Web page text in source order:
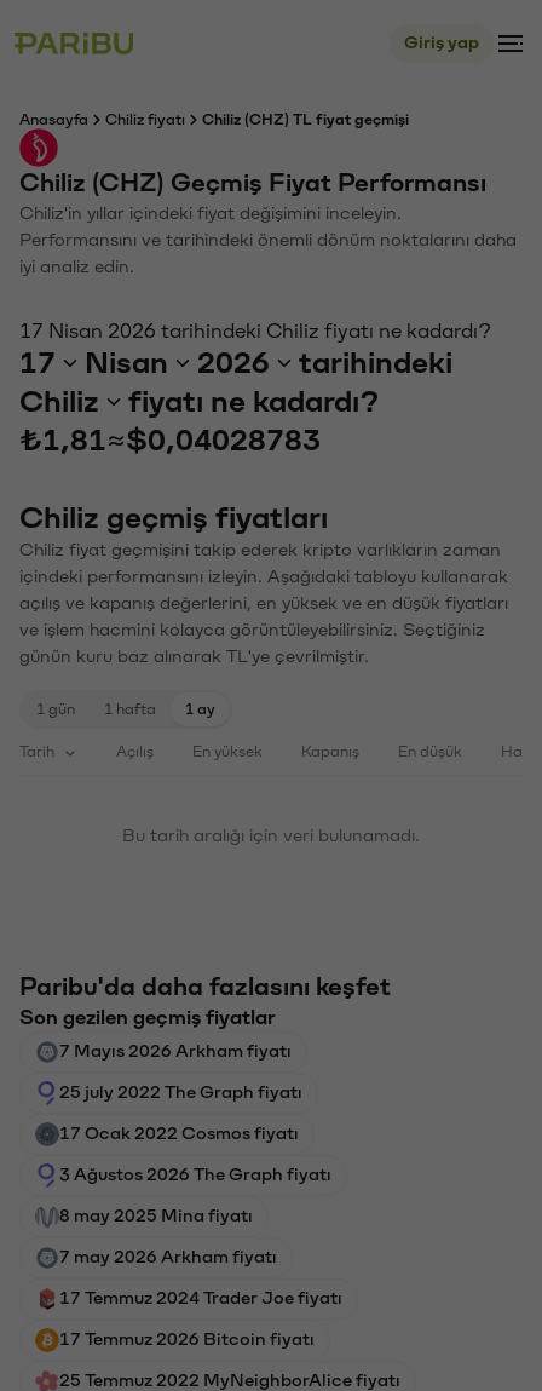
Giriş yap
Anasayfa Chiliz fiyatı Chiliz (CHZ) TL fiyat geçmişi
Chiliz (CHZ) Geçmiş Fiyat Performansı
Chiliz'in yıllar içindeki fiyat değişimini inceleyin.
Performansını ve tarihindeki önemli dönüm noktalarını daha
iyi analiz edin.
17 Nisan 2026 tarihindeki Chiliz fiyatı ne kadardı?
17 Nisan 2026
tarihindeki
Chiliz
fiyatı ne kadardı?
₺1,81≈$0,04028783
Chiliz geçmiş fiyatları
Chiliz fiyat geçmişini takip ederek kripto varlıkların zaman
içindeki performansını izleyin. Aşağıdaki tabloyu kullanarak
açılış ve kapanış değerlerini, en yüksek ve en düşük fiyatları
ve işlem hacmini kolayca görüntüleyebilirsiniz. Seçtiğiniz
günün kuru baz alınarak TL'ye çevrilmiştir.
1 gün 1 hafta 1 ay
Tarih Açılış En yüksek Kapanış En düşük
Bu tarih aralığı için veri bulunamadı.
Paribu'da daha fazlasını keşfet
Son gezilen geçmiş fiyatlar
7 Mayıs 2026 Arkham fiyatı
25 july 2022 The Graph fiyatı
17 Ocak 2022 Cosmos fiyatı
3 Ağustos 2026 The Graph fiyatı
8 may 2025 Mina fiyatı
7 may 2026 Arkham fiyatı
17 Temmuz 2024 Trader Joe fiyatı
17 Temmuz 2026 Bitcoin fiyatı
25 Temmuz 2022 MyNeighborAlice fiyatı